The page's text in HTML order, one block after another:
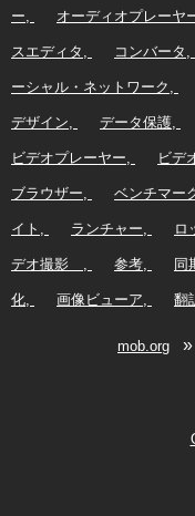
ー オーディオプレーヤ
スエディタ コンバータ
ーシャル・ネットワーク
デザイン データ保護
ビデオプレーヤー ビデ
ブラウザー ベンチマー
イト ランチャー ロ
デオ撮影 参考 同
化 画像ビューア 翻
mob.org